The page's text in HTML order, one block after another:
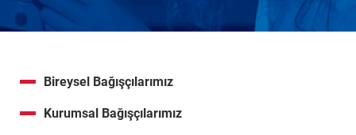
Bireysel Bağışçılarımız
Kurumsal Bağışçılarımız